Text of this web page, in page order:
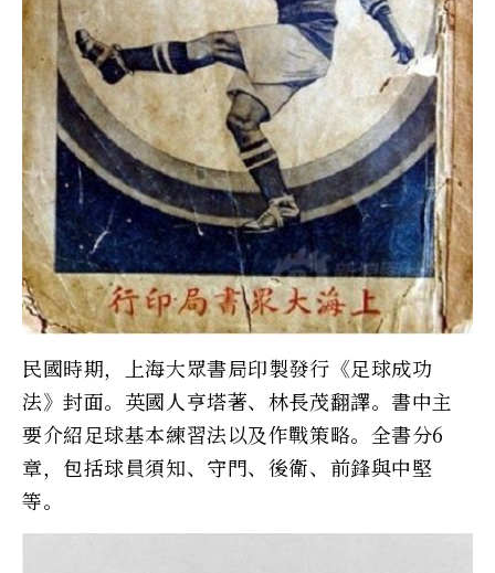
民國時期，上海大眾書局印製發行《足球成功
法》封面。英國人亨塔著、林長茂翻譯。書中主
要介紹足球基本練習法以及作戰策略。全書分6
章，包括球員須知、守門、後衛、前鋒與中堅
等。